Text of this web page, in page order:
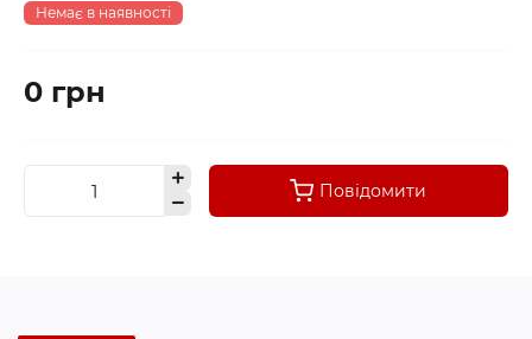
Немає в наявності
0 грн
Повідомити